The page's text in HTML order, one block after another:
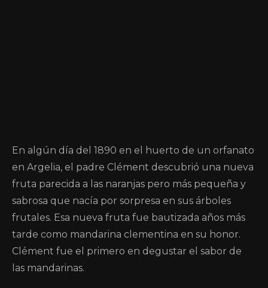
En algún día del 1890 en el huerto de un orfanato
en Argelia, el padre Clément descubrió una nueva
fruta parecida a las naranjas pero más pequeña y
sabrosa que nacía por sorpresa en sus árboles
frutales. Esa nueva fruta fue bautizada años más
tarde como mandarina clementina en su honor.
Clément fue el primero en degustar el sabor de
las mandarinas.